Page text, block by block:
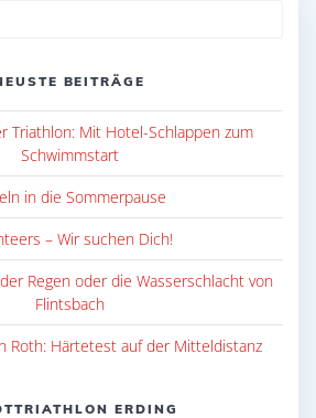
BEITRÄGE
Triathlon: Mit Hotel-Schlappen zum
Schwimmstart
in die Sommerpause
– Wir suchen Dich!
Regen oder die Wasserschlacht von
Flintsbach
Roth: Härtetest auf der Mitteldistanz
ERDING